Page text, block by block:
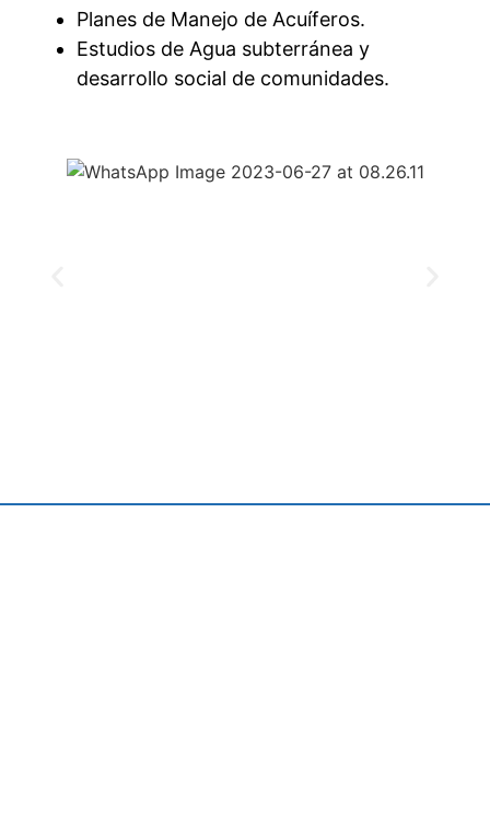
Planes de Manejo de Acuíferos.
Estudios de Agua subterránea y
desarrollo social de comunidades.